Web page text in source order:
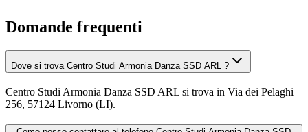
Domande frequenti
Dove si trova Centro Studi Armonia Danza SSD ARL ?
Centro Studi Armonia Danza SSD ARL si trova in Via dei Pelaghi
256, 57124 Livorno (LI).